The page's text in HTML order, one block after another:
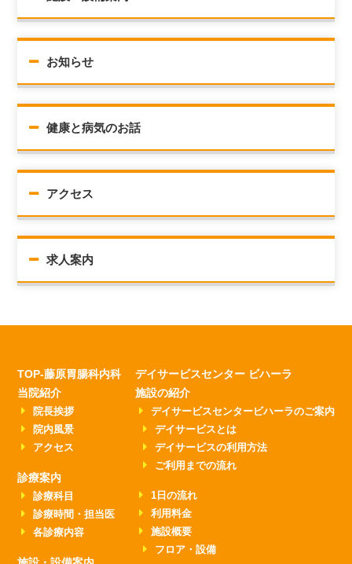
お知らせ
健康と病気のお話
アクセス
求人案内
TOP-藤原胃腸科内科
当院紹介
院長挨拶
院内風景
アクセス
診療案内
診療科目
診療時間・担当医
各診療内容
デイサービスセンター ビハーラ
施設の紹介
デイサービスセンタービハーラのご案内
デイサービスとは
デイサービスの利用方法
ご利用までの流れ
1日の流れ
利用料金
施設概要
フロア・設備